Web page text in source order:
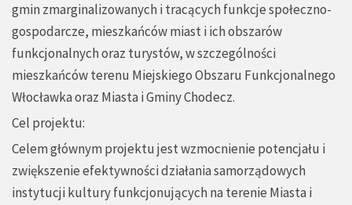
gmin zmarginalizowanych i tracących funkcje społeczno-
gospodarcze, mieszkańców miast i ich obszarów
funkcjonalnych oraz turystów, w szczególności
mieszkańców terenu Miejskiego Obszaru Funkcjonalnego
Włocławka oraz Miasta i Gminy Chodecz.
Cel projektu:
Celem głównym projektu jest wzmocnienie potencjału i
zwiększenie efektywności działania samorządowych
instytucji kultury funkcjonujących na terenie Miasta i